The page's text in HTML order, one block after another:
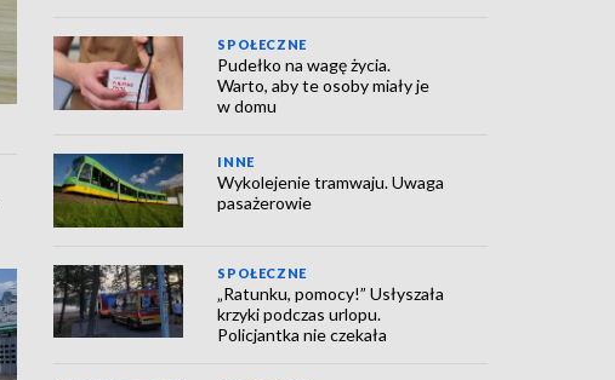
SPOŁECZNE
Pudełko na wagę życia.
Warto, aby te osoby miały je
w domu
INNE
Wykolejenie tramwaju. Uwaga
pasażerowie
SPOŁECZNE
„Ratunku, pomocy!” Usłyszała
krzyki podczas urlopu.
Policjantka nie czekała